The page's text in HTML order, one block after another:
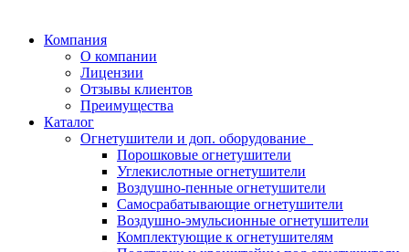
Компания
О компании
Лицензии
Отзывы клиентов
Преимущества
Каталог
Огнетушители и доп. оборудование
Порошковые огнетушители
Углекислотные огнетушители
Воздушно-пенные огнетушители
Самосрабатывающие огнетушители
Воздушно-эмульсионные огнетушители
Комплектующие к огнетушителям